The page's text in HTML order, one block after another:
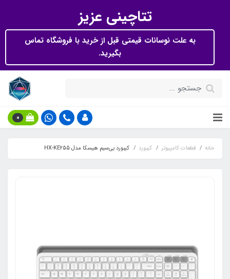
تتاچینی عزیز
به علت نوسانات قیمتی قبل از خرید با فروشگاه تماس
بگیرید.
0
خانه قطعات کامپیوتر کیبورد کیبورد بی‌سیم هیسکا مدل HX-KE255